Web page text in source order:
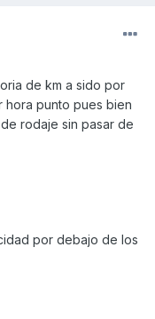
de km a sido por
hora punto pues bien
rodaje sin pasar de
por debajo de los